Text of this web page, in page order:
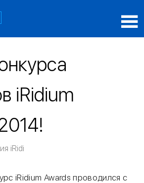
iRidium
iRidium mobile
iRidi
iRidium Awards проводился с